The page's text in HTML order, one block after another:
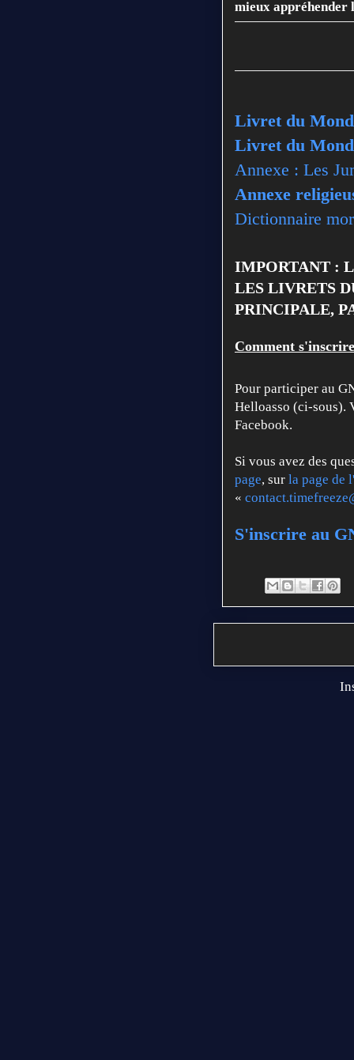
mieux appréhender
Livret du
Livret du
Annexe : Les
Annexe
Dictionnaire
IMPORTANT :
LES LIVRETS
PRINCIPALE,
Comment s'inscrire
Pour participer au
Helloasso (ci-sous).
Facebook.
Si vous avez des
page, sur la page de
«
S'inscrire au